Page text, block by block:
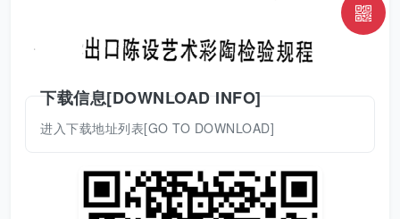
下载信息[DOWNLOAD INFO]
进入下载地址列表[GO TO DOWNLOAD]